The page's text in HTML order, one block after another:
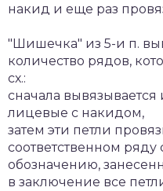
накид и еще раз
"Шишечка" из 5-и п.
количество рядов,
сх.:
сначала
лицевые с накидом,
затем эти петли
соответственном ряду
обозначению,
в заключение все